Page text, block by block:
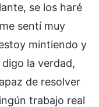
se los haré
sentí muy
mintiendo y
la verdad,
de resolver
trabajo real